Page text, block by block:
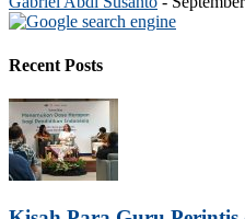
Recent Posts